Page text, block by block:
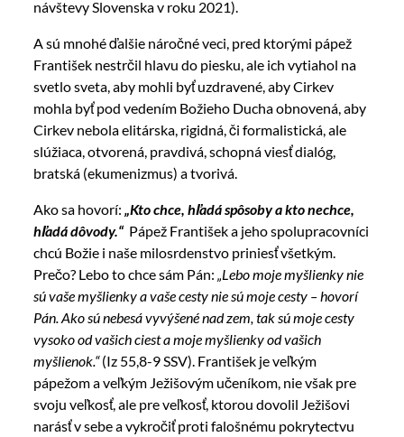
návštevy Slovenska v roku 2021).
A sú mnohé ďalšie náročné veci, pred ktorými pápež
František nestrčil hlavu do piesku, ale ich vytiahol na
svetlo sveta, aby mohli byť uzdravené, aby Cirkev
mohla byť pod vedením Božieho Ducha obnovená, aby
Cirkev nebola elitárska, rigidná, či formalistická, ale
slúžiaca, otvorená, pravdivá, schopná viesť dialóg,
bratská (ekumenizmus) a tvorivá.
Ako sa hovorí: „Kto chce, hľadá spôsoby a kto nechce,
hľadá dôvody.“ Pápež František a jeho spolupracovníci
chcú Božie i naše milosrdenstvo priniesť všetkým.
Prečo? Lebo to chce sám Pán: „Lebo moje myšlienky nie
sú vaše myšlienky a vaše cesty nie sú moje cesty – hovorí
Pán. Ako sú nebesá vyvýšené nad zem, tak sú moje cesty
vysoko od vašich ciest a moje myšlienky od vašich
myšlienok.“(Iz 55,8-9 SSV). František je veľkým
pápežom a veľkým Ježišovým učeníkom, nie však pre
svoju veľkosť, ale pre veľkosť, ktorou dovolil Ježišovi
narásť v sebe a vykročiť proti falošnému pokrytectvu